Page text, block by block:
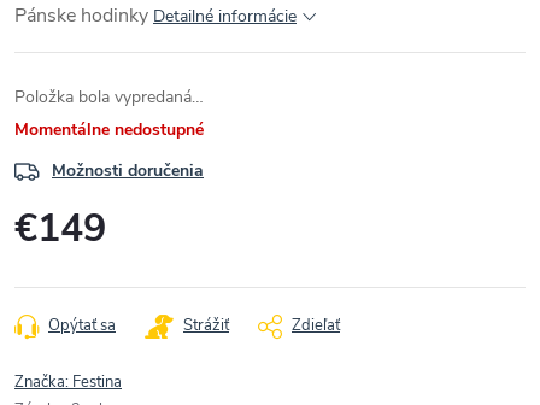
Pánske hodinky Detailné informácie
Položka bola vypredaná…
Momentálne nedostupné
Možnosti doručenia
€149
cena:
Opýtať sa Strážiť Zdieľať
Značka: Festina